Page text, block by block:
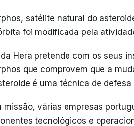
satélite natural do
foi modificada pela
Hera pretende com os seus
que comprovem que a
é uma técnica de defesa
missão, várias empresas
tecnológicos e